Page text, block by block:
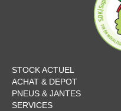
STOCK ACTUEL
ACHAT & DEPOT
PNEUS & JANTES
SERVICES